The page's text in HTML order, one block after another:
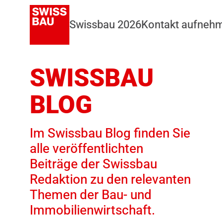
Swissbau 2026Kontakt
SWISSBAU
BLOG
Im Swissbau Blog finden Sie
alle veröffentlichten
Beiträge der Swissbau
Redaktion zu den relevanten
Themen der Bau- und
Immobilienwirtschaft.